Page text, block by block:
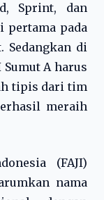
Sprint, dan
pertama pada
Sedangkan di
Sumut A harus
tipis dari tim
meraih
(FAJI)
nama